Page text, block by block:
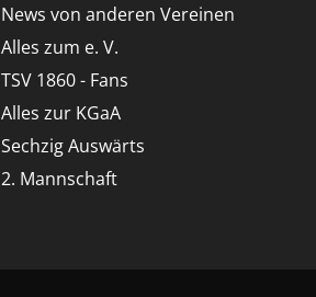
News von anderen Vereinen
Alles zum e. V.
TSV 1860 - Fans
Alles zur KGaA
Sechzig Auswärts
2. Mannschaft